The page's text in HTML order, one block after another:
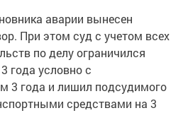
аварии вынесен
При этом суд с учетом всех
по делу ограничился
года условно с
3 года и лишил подсудимого
средствами на 3